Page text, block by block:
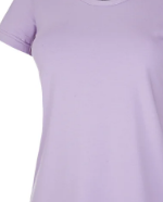
hvězdiček.